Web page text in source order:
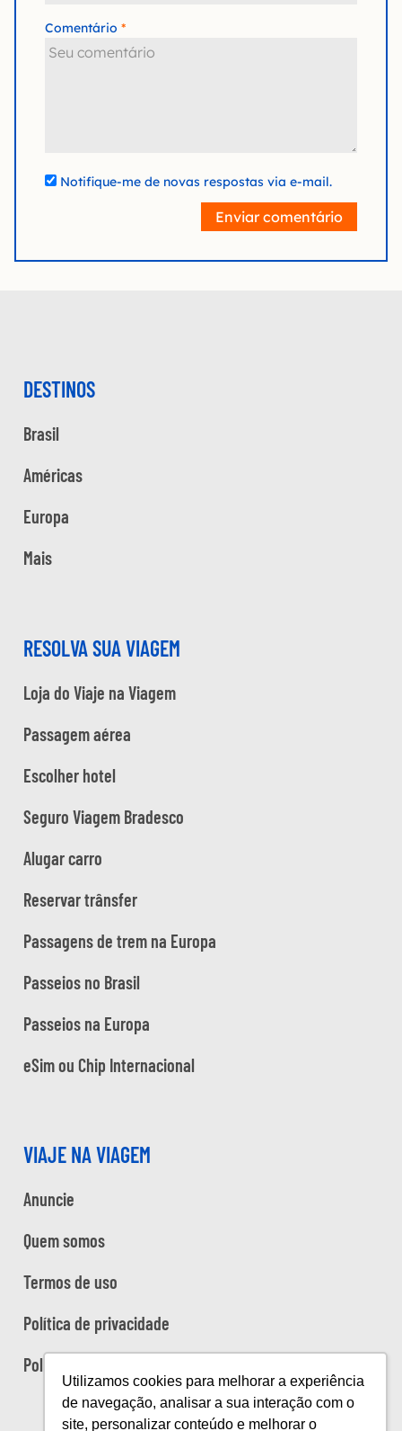
Utilizamos cookies para melhorar a experiência
de navegação, analisar a sua interação com o
site, personalizar conteúdo e melhorar o
Comentário
Notifique-me de novas respostas via e-mail.
Enviar comentário
DESTINOS
Brasil
Américas
Europa
Mais
RESOLVA SUA VIAGEM
Loja do Viaje na Viagem
Passagem aérea
Escolher hotel
Seguro Viagem Bradesco
Alugar carro
Reservar trânsfer
Passagens de trem na Europa
Passeios no Brasil
Passeios na Europa
eSim ou Chip Internacional
VIAJE NA VIAGEM
Anuncie
Quem somos
Termos de uso
Política de privacidade
Política de cookies